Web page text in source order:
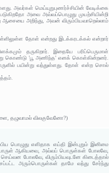
அவர்கள் மெய்யுறுபுணர்ச்சியின் வேடிக்கை
அவை அவ்வப்பொழுது முயற்சியின்றி
அறிந்து, அவன் விரும்பியவாறெல்லாம்
தோள் என்றது இடக்கரடக்கல் என்றார்
தருகிறார். இதையே பரிப்பெருமாள்
கொண்டு 'பூ அணிந்த' எனக் கொள்கின்றனர்.
பயின்று வந்துள்ளது. தோள் என்ற சொல்
தழுவாமல் விலகுவேனோ?)
பொழுது எளிதாக எய்தி இன்புறும் இனிமை
பொருள் ஆகியவை, அவ்வப் பொருள்கள் போலவே,
போலவே, விரும்பியவுடனே கிடைத்தால்
அரும்பொருள்கள் தாமே வந்து சேர்ந்து